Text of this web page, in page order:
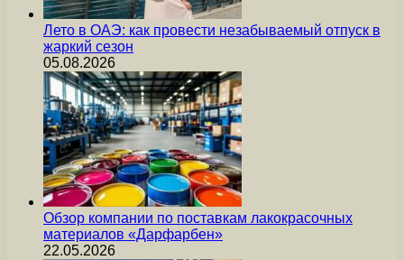
Лето в ОАЭ: как провести незабываемый отпуск в
жаркий сезон
05.08.2026
Обзор компании по поставкам лакокрасочных
материалов «Дарфарбен»
22.05.2026